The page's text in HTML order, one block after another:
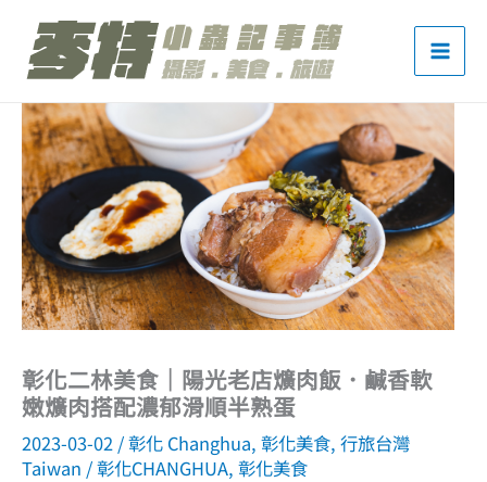
彰化二林美食｜陽光老店爌肉飯．鹹香軟
嫩爌肉搭配濃郁滑順半熟蛋
2023-03-02 /彰化 Changhua, 彰化美食, 行旅台灣
Taiwan /彰化CHANGHUA, 彰化美食